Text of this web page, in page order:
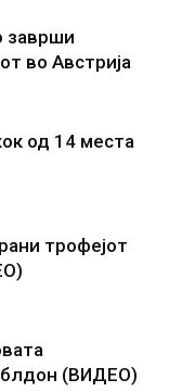
заврши
во Австрија
од 14 места
трофејот
(ВИДЕО)